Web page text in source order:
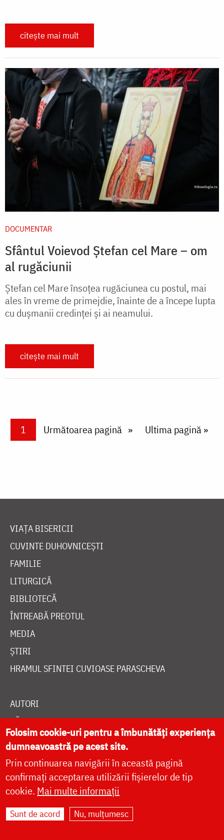
citește mai mult
DOCUMENTAR
Sfântul Voievod Ștefan cel Mare – om
al rugăciunii
Ștefan cel Mare însoțea rugăciunea cu postul, mai
ales în vreme de primejdie, înainte de a începe lupta
cu dușmanii credinței și ai neamului.
citește mai mult
PaginareCurrent page
1 Next page
Următoarea pagină Last page
Ultima pagină »
VIAȚA BISERICII
CUVINTE DUHOVNICEȘTI
FAMILIE
LITURGICĂ
BIBLIOTECĂ
ÎNTREABĂ PREOTUL
MEDIA
ȘTIRI
HRAMUL SFINTEI CUVIOASE PARASCHEVA
AUTORI
PĂRINȚI DUHOVNICEȘTI
MAICI CU VIAȚĂ DUHOVNICEASCĂ
TEMATICĂ
SINAXAR ALFABETIC
MĂNĂSTIRI ȘI BISERICI
CALENDAR ORTODOX
Folosim cookie-uri pentru a îmbunătăți experiența
dumneavoastră pe acest site.
Prin continuarea navigării în această pagină
confirmați acceptarea utilizării fișierelor de tip
cookie. Mai multe informații
Sunt de acord Nu, mulțumesc